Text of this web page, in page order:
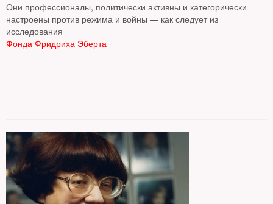
Они профессионалы, политически активны и категорически
настроены против режима и войны — как следует из
исследования
Фонда Фридриха Эберта